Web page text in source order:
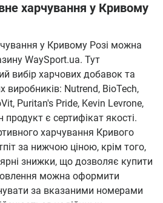
харчування у Кривому
у Кривому Розі можна
WaySport.ua. Тут
вибір харчових добавок та
виробників: Nutrend, BioTech,
Puritan's Pride, Kevin Levrone,
продукт є сертифікат якості.
харчування Кривого
за нижчою ціною, крім того,
знижки, що дозволяє купити
можна оформити
за вказаними номерами